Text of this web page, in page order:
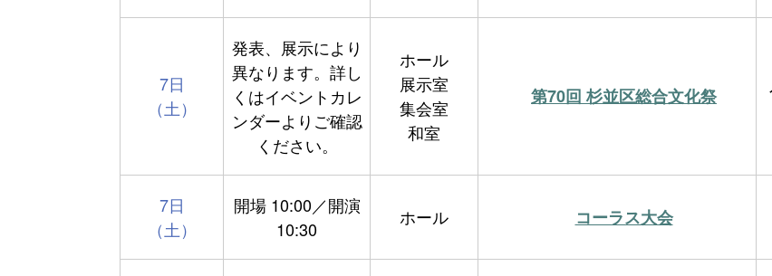
7日
（土）
発表、展示により
異なります。詳し
くはイベントカレ
ンダーよりご確認
ください。
ホール
展示室
集会室
和室
第70回 杉並区総合文化祭
7日
（土）
開場 10:00／開演
10:30
ホール コーラス大会